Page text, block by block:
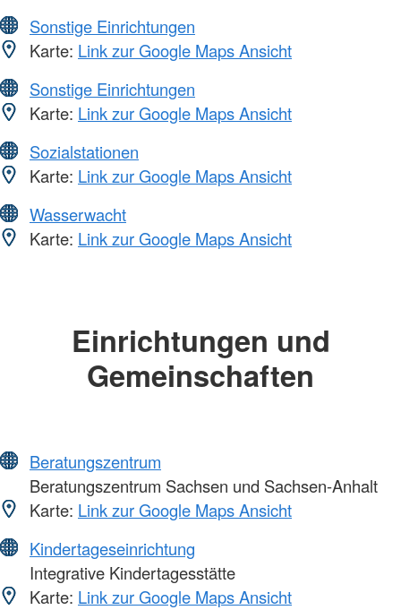
Sonstige Einrichtungen
Karte: Link zur Google Maps Ansicht
Sonstige Einrichtungen
Karte: Link zur Google Maps Ansicht
Sozialstationen
Karte: Link zur Google Maps Ansicht
Wasserwacht
Karte: Link zur Google Maps Ansicht
Einrichtungen und
Gemeinschaften
Beratungszentrum
Beratungszentrum Sachsen und Sachsen-Anhalt
Karte: Link zur Google Maps Ansicht
Kindertageseinrichtung
Integrative Kindertagesstätte
Karte: Link zur Google Maps Ansicht